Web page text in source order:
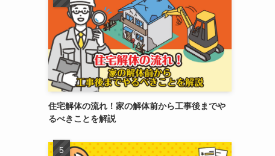
住宅解体の流れ！家の解体前から工事後までや
るべきことを解説